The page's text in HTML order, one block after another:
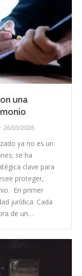
una
26/03/2026
ya no es un
se ha
clave para
proteger,
En primer
jurídica. Cada
de un…